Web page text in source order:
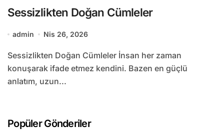
Sessizlikten Doğan Cümleler
admin Nis 26, 2026
Sessizlikten Doğan Cümleler İnsan her zaman
konuşarak ifade etmez kendini. Bazen en güçlü
anlatım, uzun...
Popüler Gönderiler